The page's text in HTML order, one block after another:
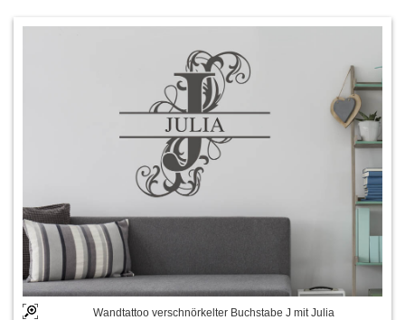
Wandtattoo verschnörkelter Buchstabe J mit Julia